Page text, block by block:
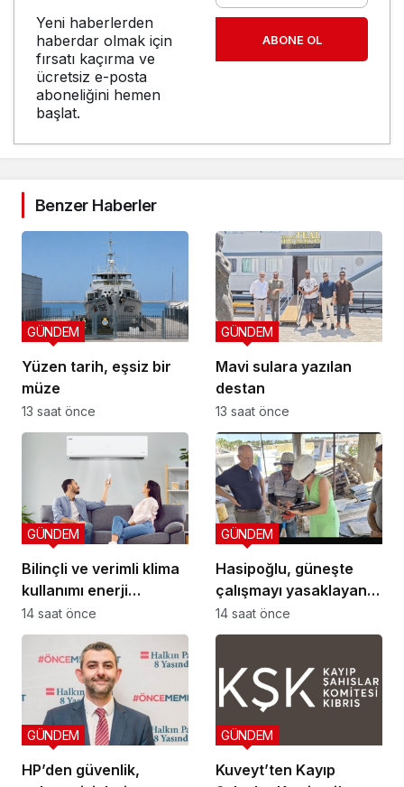
Yeni haberlerden
haberdar olmak için
fırsatı kaçırma ve
ücretsiz e-posta
aboneliğini hemen
başlat.
ABONE OL
Benzer Haberler
Yüzen tarih, eşsiz bir
müze
GÜNDEM
13 saat önce
Mavi sulara yazılan
destan
GÜNDEM
13 saat önce
Bilinçli ve verimli klima
kullanımı enerji
tüketimini azaltıyor
GÜNDEM
14 saat önce
Hasipoğlu, güneşte
çalışmayı yasaklayan
kararın uygulanmasını
Yeniboğaziçi’nde
GÜNDEM
14 saat önce
HP’den güvenlik,
GÜNDEM
Kuveyt’ten Kayıp
GÜNDEM